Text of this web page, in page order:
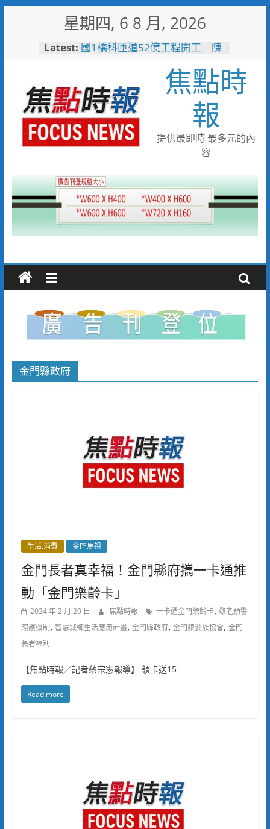
星期四, 6 8 月, 2026
Latest: 國1橋科匝道52億工程開工 陳
高雄水利局推水保闖關活動 親
子健走學防災拿好禮
台糖80週年推首款品牌IP「角
糖」 方糖變身萌角色重啟糖業
文化新故事
「七轉七接」水湳轉運中心交通
任意門 台中四大轉運中心啟
大林蒲遷村穩步推進 安置地道
路成型116年啟動配地
焦點時
報
提供最即時 最多元的內
容
金門縣政府
生活.消費 金門馬祖
金門長者真幸福！金門縣府攜一卡通推
動「金門樂齡卡」
2024 年 2 月 20 日 焦點時報 一卡通金門樂齡卡, 敬老預警
照護機制 , 智慧城鄉生活應用計畫, 金門縣政府, 金門銀髮族協會, 金門
長者福利
【焦點時報／記者蔡宗憲報導】 領卡送15
Read more